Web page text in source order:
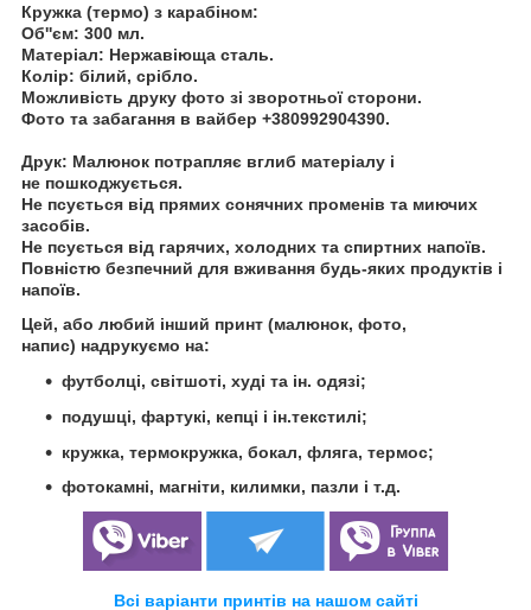
Кружка (термо) з карабіном:
Об''єм: 300 мл.
Матеріал: Нержавіюща сталь.
Колір: білий, срібло.
Можливість друку фото зі зворотньої сторони.
Фото та забагання в вайбер +380992904390.
Друк: Малюнок потрапляє вглиб матеріалу і
не пошкоджується.
Не псується від прямих сонячних променів та миючих
засобів.
Не псується від гарячих, холодних та спиртних напоїв.
Повністю безпечний для вживання будь-яких продуктів і
напоїв.
Цей, або любий інший принт (малюнок, фото,
напис) надрукуємо на:
футболці, світшоті, худі та ін. одязі;
подушці, фартукі, кепці і ін.текстилі;
кружка, термокружка, бокал, фляга, термос;
фотокамні, магніти, килимки, пазли і т.д.
Всі варіанти принтів на нашом сайті